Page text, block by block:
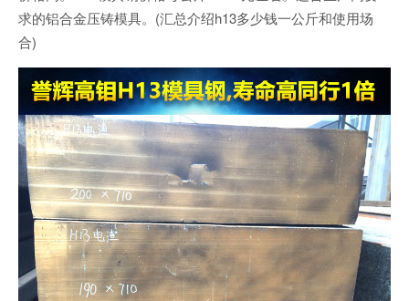
求的铝合金压铸模具。(汇总介绍h13多少钱一公斤和使用场
合)